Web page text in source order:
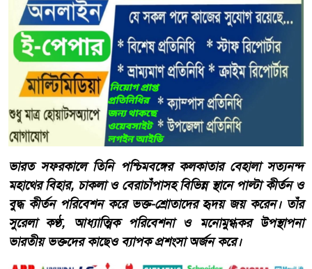
ভারত সফরকালে তিনি পশ্চিমবঙ্গের কলকাতার বেহালা সত্যনন্দ
মহাথের বিহার, চাকলা ও বেরাচাঁপাসহ বিভিন্ন স্থানে পাল্টা কীর্তন ও
বুদ্ধ কীর্তন পরিবেশন করে ভক্ত-শ্রোতাদের হৃদয় জয় করেন। তাঁর
সুরেলা কণ্ঠ, আধ্যাত্মিক পরিবেশনা ও মনোমুগ্ধকর উপস্থাপনা
ভারতীয় ভক্তদের কাছেও ব্যাপক প্রশংসা অর্জন করে।